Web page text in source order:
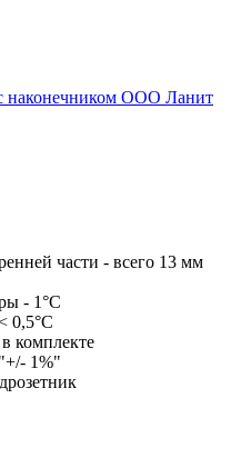
наконечником ООО Ланит
части - всего 13 мм
- 1°С
0,5°С
комплекте
1%"